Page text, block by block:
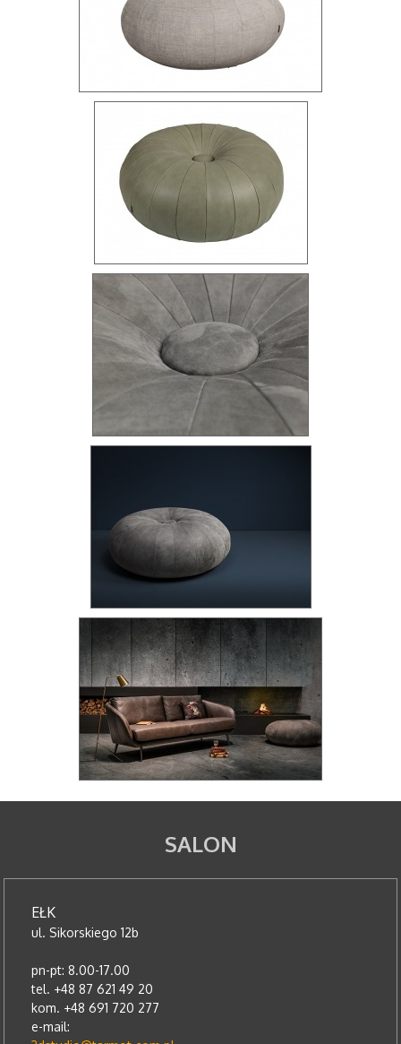
SALON
EŁK
ul. Sikorskiego 12b
pn-pt: 8.00-17.00
tel. +48 87 621 49 20
kom. +48 691 720 277
e-mail: